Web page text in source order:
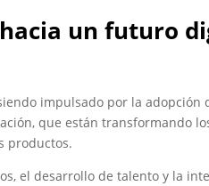
un futuro
impulsado por la adopción
que están transformando
productos.
el desarrollo de talento y la